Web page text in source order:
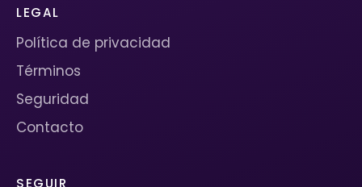
LEGAL
Política de privacidad
Términos
Seguridad
Contacto